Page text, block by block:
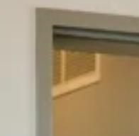
21 | 09 |